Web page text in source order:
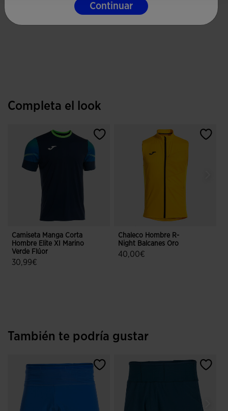
Completa el look
Camiseta Manga Corta
Hombre Elite XI Marino
Verde Flúor
30,99€
Chaleco Hombre R-
Night Balcanes Oro
40,00€
También te podría gustar
Continuar